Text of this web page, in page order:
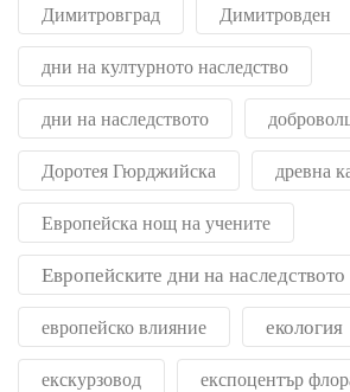
Димитровград Димитровден
дни на културното наследство
дни на наследството
Доротея Гюрджийска древна
Европейска нощ на учените
Европейските дни на наследството
европейско влияние екология
екскурзовод експоцентър